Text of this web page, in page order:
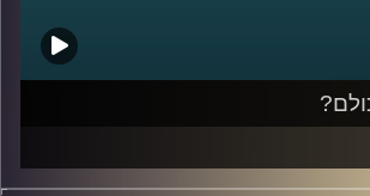
סגן דיקן ביה"ס למנהל